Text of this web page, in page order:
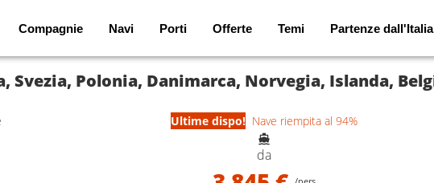
Compagnie Navi Porti Offerte Temi Partenze dall'Italia
Ultime dispo! Nave riempita al 94%
da